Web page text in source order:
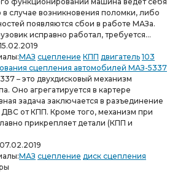
случае возникновения поломки, либо
появляются сбои в работе МАЗа.
исправно работал, требуется...
15.02.2019
МАЗ сцепление КПП двигатель 103
сцепления автомобилей МАЗ-5337
– это двухдисковый механизм
Оно агрегатируется в картере
задача заключается в разъединение
ДВС от КПП. Кроме того, механизм при
прикрепляет детали (КПП и
07.02.2019
МАЗ сцепление диск сцепления